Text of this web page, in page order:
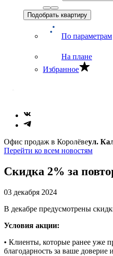
Подобрать квартиру
По параметрам
На плане
Избранное
Офис продаж в Королёвеул.
Перейти ко всем новостям
Скидка 2% за
03 декабря 2024
В декабре предусмотрены
Условия акции:
• Клиенты, которые ранее уже
благодарность за ваше доверие